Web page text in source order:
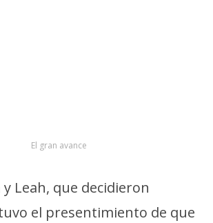
El gran avance
Leah, que decidieron
el presentimiento de que